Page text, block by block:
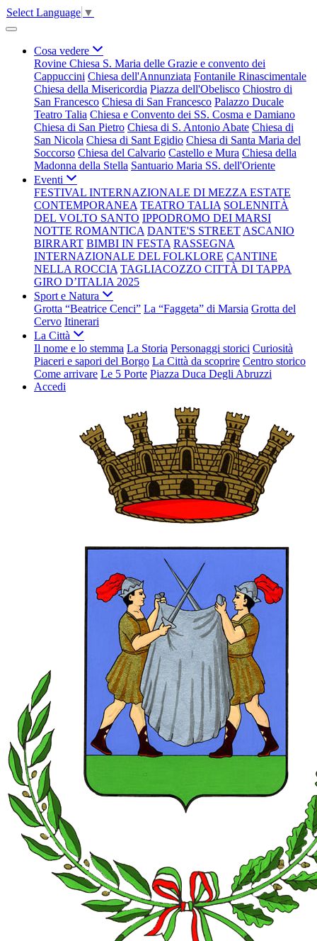
Select Language ▼
Cosa vedere
Rovine Chiesa S. Maria delle Grazie e convento dei
Cappuccini Chiesa dell'Annunziata Fontanile Rinascimentale
Chiesa della Misericordia Piazza dell'Obelisco Chiostro di
San Francesco Chiesa di San Francesco Palazzo Ducale
Teatro Talia Chiesa e Convento dei SS. Cosma e Damiano
Chiesa di San Pietro Chiesa di S. Antonio Abate Chiesa di
San Nicola Chiesa di Sant Egidio Chiesa di Santa Maria del
Soccorso Chiesa del Calvario Castello e Mura Chiesa della
Madonna della Stella Santuario Maria SS. dell'Oriente
Eventi
FESTIVAL INTERNAZIONALE DI MEZZA ESTATE
CONTEMPORANEA TEATRO TALIA SOLENNITÀ
DEL VOLTO SANTO IPPODROMO DEI MARSI
NOTTE ROMANTICA DANTE'S STREET ASCANIO
BIRRART BIMBI IN FESTA RASSEGNA
INTERNAZIONALE DEL FOLKLORE CANTINE
NELLA ROCCIA TAGLIACOZZO CITTÀ DI TAPPA
GIRO D’ITALIA 2025
Sport e Natura
Grotta “Beatrice Cenci” La “Faggeta” di Marsia Grotta del
Cervo Itinerari
La Città
Il nome e lo stemma La Storia Personaggi storici Curiosità
Piaceri e sapori del Borgo La Città da scoprire Centro storico
Come arrivare Le 5 Porte Piazza Duca Degli Abruzzi
Accedi